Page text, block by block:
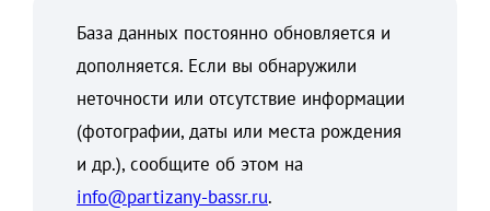
База данных постоянно обновляется и
дополняется. Если вы обнаружили
неточности или отсутствие информации
(фотографии, даты или места рождения
и др.), сообщите об этом на
info@partizany-bassr.ru.